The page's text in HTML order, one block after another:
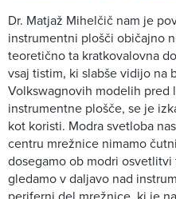
Dr. Matjaž Mihelčič nam je
instrumentni plošči običajno
teoretično ta kratkovalovna
vsaj tistim, ki slabše vidijo na
Volkswagnovih modelih
instrumentne plošče, se je
kot koristi. Modra svetloba
centru mrežnice nimamo
dosegamo ob modri
gledamo v daljavo nad